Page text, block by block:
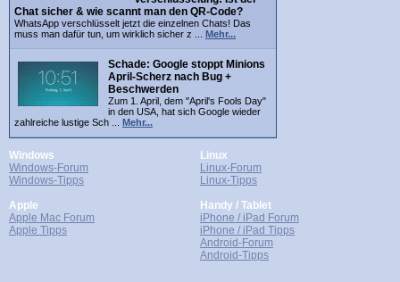
Chat sicher & wie scannt man den QR-Code?
WhatsApp verschlüsselt jetzt die einzelnen Chats! Das
muss man dafür tun, um wirklich sicher z ... Mehr...
Schade: Google stoppt Minions
April-Scherz nach Bug +
Beschwerden
Zum 1. April, dem "April's Fools Day"
in den USA, hat sich Google wieder
zahlreiche lustige Sch ... Mehr...
Windows
Windows-Forum
Windows-Tipps
Apple
Apple Mac Forum
Apple Tipps
Linux
Linux-Forum
Linux-Tipps
Handy / Tablet
iPhone / iPad Forum
iPhone / iPad Tipps
Android-Forum
Android-Tipps